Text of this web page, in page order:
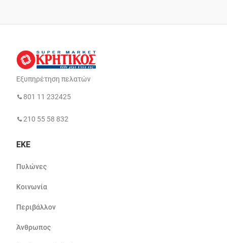
Εξυπηρέτηση πελατών
801 11 232425
210 55 58 832
ΕΚΕ
Πυλώνες
Κοινωνία
Περιβάλλον
Άνθρωπος